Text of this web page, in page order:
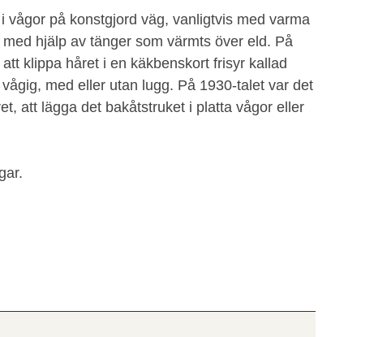
på konstgjord väg, vanligtvis med varma
hjälp av tänger som värmts över eld. På
klippa håret i en käkbenskort frisyr kallad
med eller utan lugg. På 1930-talet var det
att lägga det bakåtstruket i platta vågor eller